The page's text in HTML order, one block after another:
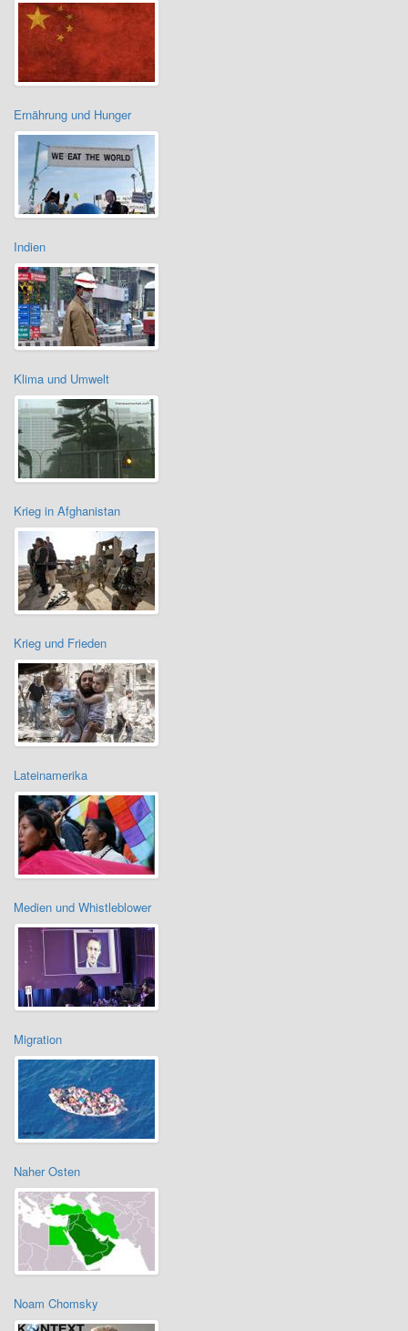
Ernährung und Hunger
Indien
Klima und Umwelt
Krieg in Afghanistan
Krieg und Frieden
Lateinamerika
Medien und Whistleblower
Migration
Naher Osten
Noam Chomsky